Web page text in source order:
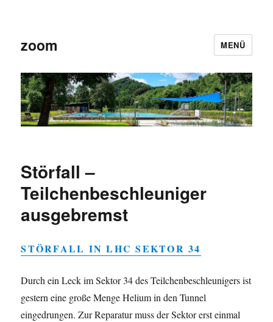
zoom MENÜ
Störfall –
Teilchenbeschleuniger
ausgebremst
STÖRFALL IN LHC SEKTOR 34
Durch ein Leck im Sektor 34 des Teilchenbeschleunigers ist
gestern eine große Menge Helium in den Tunnel
eingedrungen. Zur Reparatur muss der Sektor erst einmal